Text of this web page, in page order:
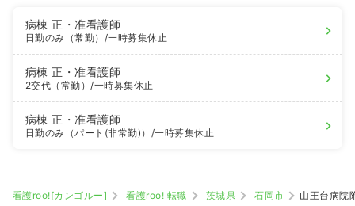
病棟正・准看護師
日勤のみ（常勤） /一時募集休止
病棟正・准看護師
2交代（常勤）/一時募集休止
病棟正・准看護師
日勤のみ（パート(非常勤)） /一時募集休止
看護roo![カンゴルー] 看護roo! 転職 茨城県 石岡市
山王台病院